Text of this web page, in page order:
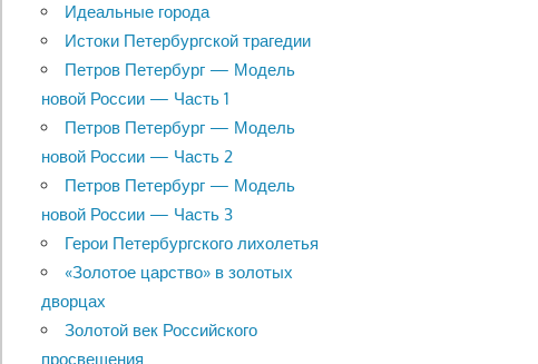
Идеальные города
Истоки Петербургской трагедии
Петров Петербург — Модель
новой России — Часть 1
Петров Петербург — Модель
новой России — Часть 2
Петров Петербург — Модель
новой России — Часть 3
Герои Петербургского лихолетья
«Золотое царство» в золотых
дворцах
Золотой век Российского
просвещения